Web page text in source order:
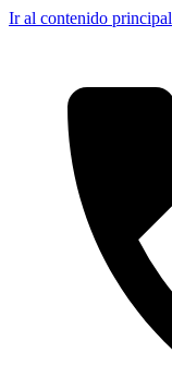
Ir al contenido principal